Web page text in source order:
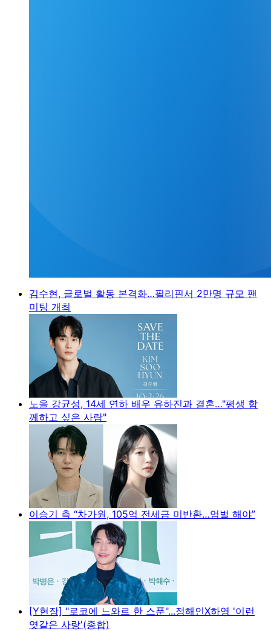
김수현, 글로벌 활동 본격화…필리핀서 2만명 규모 팬
미팅 개최
노을 강균성, 14세 연하 배우 유하진과 결혼…"평생 함
께하고 싶은 사람"
이승기 측 “차가원, 105억 전세금 미반환…엄벌 해야”
[Y현장] "로코에 느와르 한 스푼"...정해인X하영 '이런
엿같은 사랑'(종합)